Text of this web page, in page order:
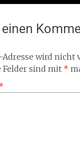
einen
Adresse wird nicht
sind mit *